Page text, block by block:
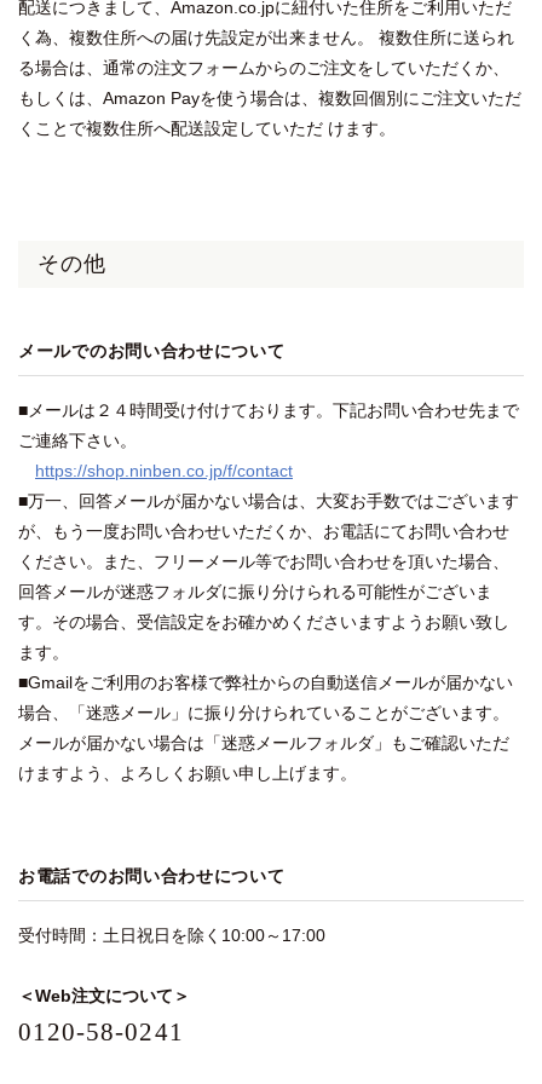
配送につきまして、Amazon.co.jpに紐付いた住所をご利用いただ
く為、複数住所への届け先設定が出来ません。 複数住所に送られ
る場合は、通常の注文フォームからのご注文をしていただくか、
もしくは、Amazon Payを使う場合は、複数回個別にご注文いただ
くことで複数住所へ配送設定していただ けます。
その他
メールでのお問い合わせについて
■メールは２４時間受け付けております。下記お問い合わせ先まで
ご連絡下さい。
https://shop.ninben.co.jp/f/contact
■万一、回答メールが届かない場合は、大変お手数ではございます
が、もう一度お問い合わせいただくか、お電話にてお問い合わせ
ください。また、フリーメール等でお問い合わせを頂いた場合、
回答メールが迷惑フォルダに振り分けられる可能性がございま
す。その場合、受信設定をお確かめくださいますようお願い致し
ます。
■Gmailをご利用のお客様で弊社からの自動送信メールが届かない
場合、「迷惑メール」に振り分けられていることがございます。
メールが届かない場合は「迷惑メールフォルダ」もご確認いただ
けますよう、よろしくお願い申し上げます。
お電話でのお問い合わせについて
受付時間：土日祝日を除く10:00～17:00
＜Web注文について＞
0120-58-0241